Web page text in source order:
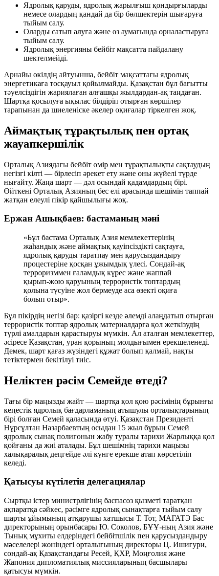
Ядролық қаруды, ядролық жарылғыш қондырғыларды
немесе олардың қандай да бір бөлшектерін шығаруға
тыйым салу.
Оларды сатып алуға және өз аумағында орналастыруға
тыйым салу.
Ядролық энергияны бейбіт мақсатта пайдалану
шектелмейді.
Арнайы өкілдің айтуынша, бейбіт мақсаттағы ядролық
энергетикаға тосқауыл қойылмайды. Қазақстан бұл бағытты
тәуелсіздігін жариялаған алғашқы жылдардан-ақ таңдаған.
Шартқа қосылуға ықылас білдіріп отырған көршілер
тарапынан да шиеленіске әкелер оқиғалар тіркелген жоқ.
Аймақтық тұрақтылық пен ортақ
жауапкершілік
Орталық Азиядағы бейбіт өмір мен тұрақтылықты сақтаудың
негізгі кілті — бірлесіп әрекет ету және оны жүйелі түрде
нығайту. Жаңа шарт — дәл осындай қадамдардың бірі.
Өйткені Орталық Азияның бес елі арасында шешімін таппай
жатқан елеулі пікір қайшылығы жоқ.
Ержан Ашықбаев: бастаманың мәні
«Бұл бастама Орталық Азия мемлекеттерінің
жаһандық және аймақтық қауіпсіздікті сақтауға,
ядролық қаруды таратпау мен қарусыздандыру
процестеріне қосқан ұжымдық үлесі. Сондай-ақ
терроризммен ғаламдық күрес және жаппай
қырып-жою қаруының террористік топтардың
қолына түсуіне жол бермеуде аса өзекті оқиға
болып отыр».
Бұл пікірдің негізі бар: қазіргі кезде әлемді алаңдатып отырған
террористік топтар ядролық материалдарға қол жеткізудің
түрлі амалдарын қарастыруы мүмкін. Ал аталған мемлекеттер,
әсіресе Қазақстан, уран қорының молдығымен ерекшеленеді.
Демек, шарт қағаз жүзіндегі құжат болып қалмай, нақты
тетіктермен бекітілуі тиіс.
Неліктен рәсім Семейде өтеді?
Тағы бір маңызды жайт — шартқа қол қою рәсімінің бұрынғы
кеңестік ядролық бағдарламаның атышулы орталықтарының
бірі болған Семей қаласында өтуі. Қазақстан Президенті
Нұрсұлтан Назарбаевтың осыдан 15 жыл бұрын Семей
ядролық сынақ полигонын жабу туралы тарихи Жарлыққа қол
қойғаны да жиі аталады. Бұл шешімнің тарихи маңызы
халықаралық деңгейде әлі күнге ерекше атап көрсетіліп
келеді.
Қатысуы күтілетін делегациялар
Сыртқы істер министрлігінің баспасөз қызметі таратқан
ақпаратқа сәйкес, рәсімге ядролық сынақтарға тыйым салу
шарты ұйымының атқарушы хатшысы Т. Тот, МАГАТЭ Бас
директорының орынбасары Ю. Соколов, БҰҰ-ның Азия және
Тынық мұхиты елдеріндегі бейбітшілік пен қарусыздандыру
мәселелері жөніндегі орталығының директоры Ц. Ишигури,
сондай-ақ Қазақстандағы Ресей, ҚХР, Моңғолия және
Жапония дипломатиялық миссияларының басшылары
қатысуы мүмкін.